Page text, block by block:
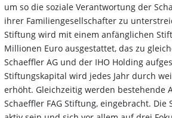
um so die soziale Verantwortung der
ihrer Familiengesellschafter zu
Stiftung wird mit einem anfänglichen
Millionen Euro ausgestattet, das zu
Schaeffler AG und der IHO Holding
Stiftungskapital wird jedes Jahr durch
erhöht. Gleichzeitig werden bestehende
Schaeffler FAG Stiftung, eingebracht.